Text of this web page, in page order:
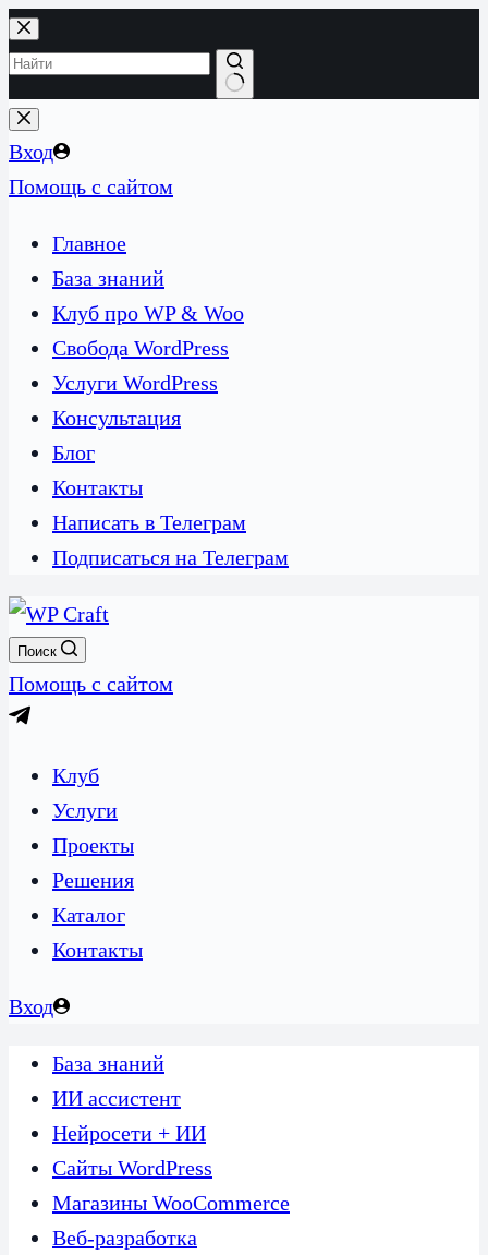
Перейти
к
сути
Ничего
не
найдено
Вход
Помощь с сайтом
Главное
База знаний
Клуб про WP & Woo
Свобода WordPress
Услуги WordPress
Консультация
Блог
Контакты
Написать в Телеграм
Подписаться на Телеграм
Поиск
Помощь с сайтом
Клуб
Услуги
Проекты
Решения
Каталог
Контакты
Вход
База знаний
ИИ ассистент
Нейросети + ИИ
Сайты WordPress
Магазины WooCommerce
Веб-разработка